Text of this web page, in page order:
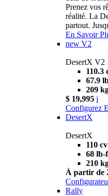
Prenez vos
réalité. La
partout.
En Savoir
new V2
DesertX V2
110.3
67.9
209
$ 19,995 i
Configurez
DesertX
DesertX
110 cv
68 lb-
210
À partir de
Rally